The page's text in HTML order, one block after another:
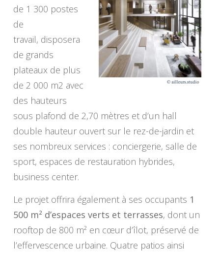
de 1 300 postes
de
travail, disposera
de grands
plateaux de plus
de 2 000 m2 avec
des hauteurs
sous plafond de 2,70 mètres et d’un hall
double hauteur ouvert sur le rez-de-jardin et
ses nombreux services : conciergerie, salle de
sport, espaces de restauration hybrides,
business center.
Le projet offrira également à ses occupants 1
500 m² d’espaces verts et terrasses, dont un
rooftop de 800 m² en cœur d’îlot, préservé de
l’effervescence urbaine. Quatre patios ainsi